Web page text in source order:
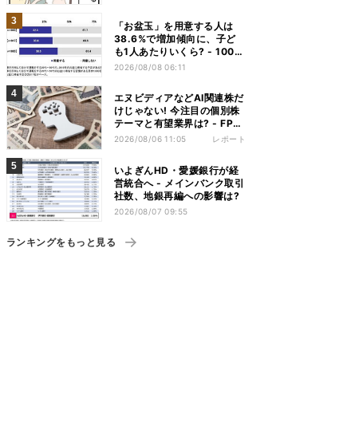
「お盆玉」を用意する人は
38.6%で増加傾向に、子ど
も1人あたりいくら? - 1000
人調査
2026/08/08 06:11
エヌビディアなどAI関連株だ
けじゃない! 今注目の個別株
テーマと有望業界は? - FP解
説
2026/08/06 11:05 レポート
いよぎんHD・愛媛銀行が経
営統合へ - メインバンク取引
社数、地銀再編への影響は?
2026/08/07 09:55
ランキングをもっと見る